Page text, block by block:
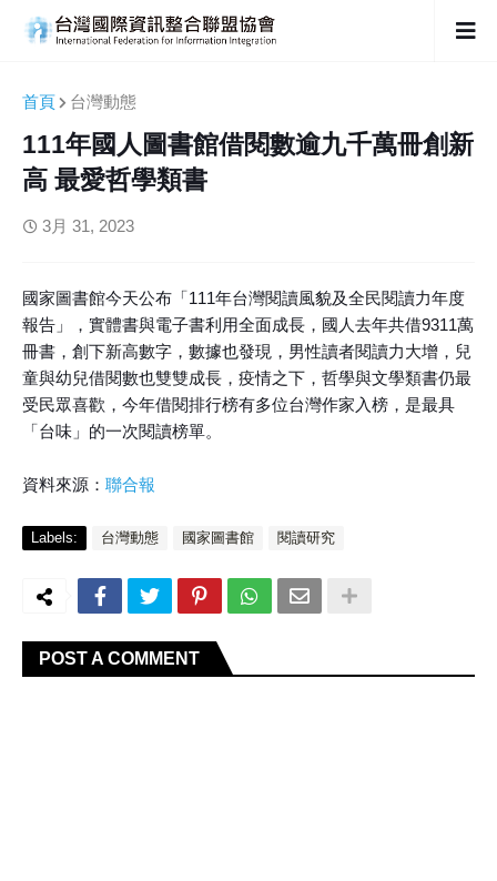
首頁 台灣動態
111年國人圖書館借閱數逾九千萬冊創新
高 最愛哲學類書
3月 31, 2023
國家圖書館今天公布「111年台灣閱讀風貌及全民閱讀力年度
報告」，實體書與電子書利用全面成長，國人去年共借9311萬
冊書，創下新高數字，數據也發現，男性讀者閱讀力大增，兒
童與幼兒借閱數也雙雙成長，疫情之下，哲學與文學類書仍最
受民眾喜歡，今年借閱排行榜有多位台灣作家入榜，是最具
「台味」的一次閱讀榜單。
資料來源： 聯合報
Labels: 台灣動態 國家圖書館 閱讀研究
POST A COMMENT